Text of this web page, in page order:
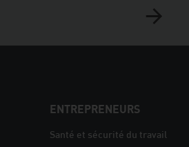
NAVIGATION
PIED
ENTREPRENEURS
Santé et sécurité du travail